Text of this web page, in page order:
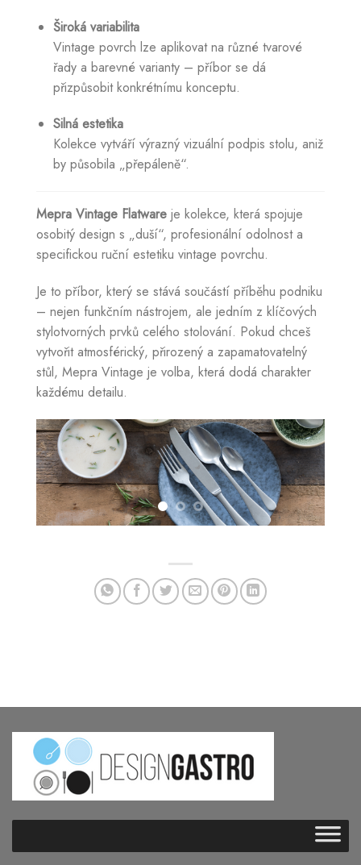
Široká variabilita
Vintage povrch lze aplikovat na různé tvarové
řady a barevné varianty – příbor se dá
přizpůsobit konkrétnímu konceptu.
Silná estetika
Kolekce vytváří výrazný vizuální podpis stolu, aniž
by působila „přepáleně“.
Mepra Vintage Flatware je kolekce, která spojuje
osobitý design s „duší“, profesionální odolnost a
specifickou ruční estetiku vintage povrchu.
Je to příbor, který se stává součástí příběhu podniku
– nejen funkčním nástrojem, ale jedním z klíčových
stylotvorných prvků celého stolování. Pokud chceš
vytvořit atmosférický, přirozený a zapamatovatelný
stůl, Mepra Vintage je volba, která dodá charakter
každému detailu.